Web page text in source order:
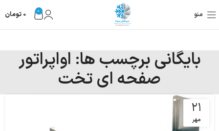
منو 0
0 تومان
بایگانی برچسب ها: اواپراتور
صفحه ای تخت
۲۱
مهر